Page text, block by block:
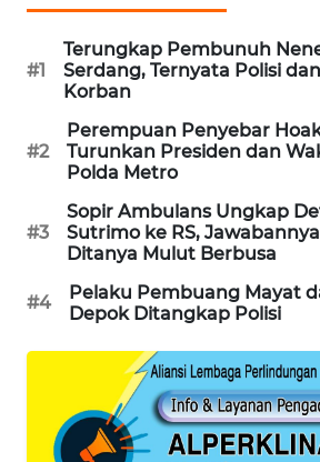
#1
Terungkap Pembunuh
Serdang, Ternyata Polisi
Korban
#2
Perempuan Penyebar
Turunkan Presiden dan
Polda Metro
#3
Sopir Ambulans Ungkap
Sutrimo ke RS,
Ditanya Mulut Berbusa
#4
Pelaku Pembuang Mayat
Depok Ditangkap Polisi
ID
NET
WATCH
KOPEKLIN